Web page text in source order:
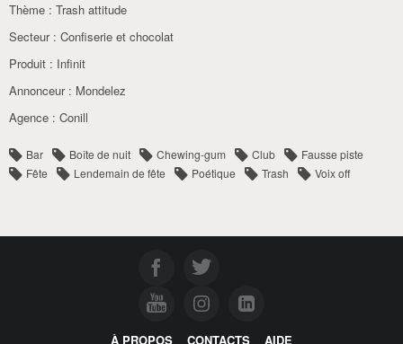
Thème : Trash attitude
Secteur : Confiserie et chocolat
Produit : Infinit
Annonceur : Mondelez
Agence : Conill
Bar Boîte de nuit Chewing-gum Club
Fausse piste
Fête
Lendemain de fête Poétique Trash Voix off
À PROPOS CONTACTS AIDE